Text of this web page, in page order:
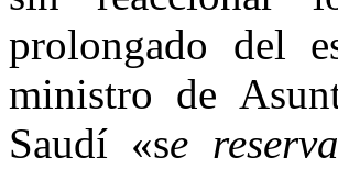
prolongado del
ministro de
Saudí «se